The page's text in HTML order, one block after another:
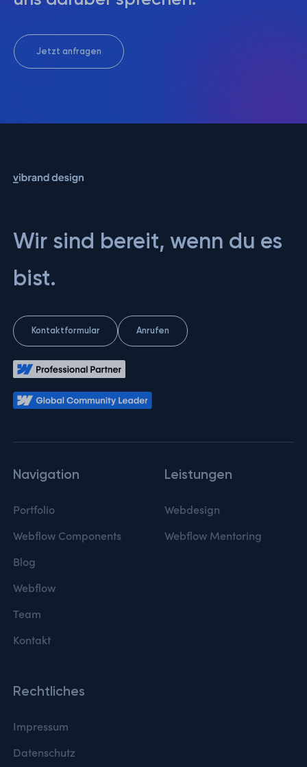
Jetzt anfragen
Wir sind bereit, wenn du es
bist.
Kontaktformular Anrufen
Navigation
Portfolio
Webflow Components
Blog
Webflow
Team
Kontakt
Leistungen
Webdesign
Webflow Mentoring
Rechtliches
Impressum
Datenschutz